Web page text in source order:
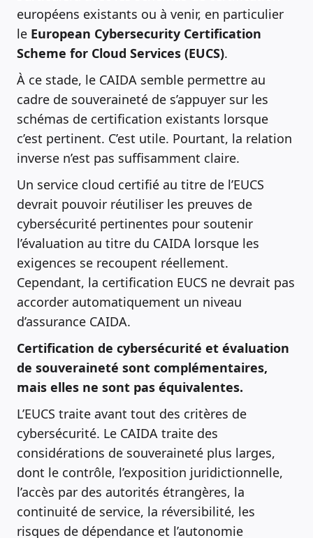
européens existants ou à venir, en particulier
le European Cybersecurity Certification
Scheme for Cloud Services (EUCS).
À ce stade, le CAIDA semble permettre au
cadre de souveraineté de s’appuyer sur les
schémas de certification existants lorsque
c’est pertinent. C’est utile. Pourtant, la relation
inverse n’est pas suffisamment claire.
Un service cloud certifié au titre de l’EUCS
devrait pouvoir réutiliser les preuves de
cybersécurité pertinentes pour soutenir
l’évaluation au titre du CAIDA lorsque les
exigences se recoupent réellement.
Cependant, la certification EUCS ne devrait pas
accorder automatiquement un niveau
d’assurance CAIDA.
Certification de cybersécurité et évaluation
de souveraineté sont complémentaires,
mais elles ne sont pas équivalentes.
L’EUCS traite avant tout des critères de
cybersécurité. Le CAIDA traite des
considérations de souveraineté plus larges,
dont le contrôle, l’exposition juridictionnelle,
l’accès par des autorités étrangères, la
continuité de service, la réversibilité, les
risques de dépendance et l’autonomie